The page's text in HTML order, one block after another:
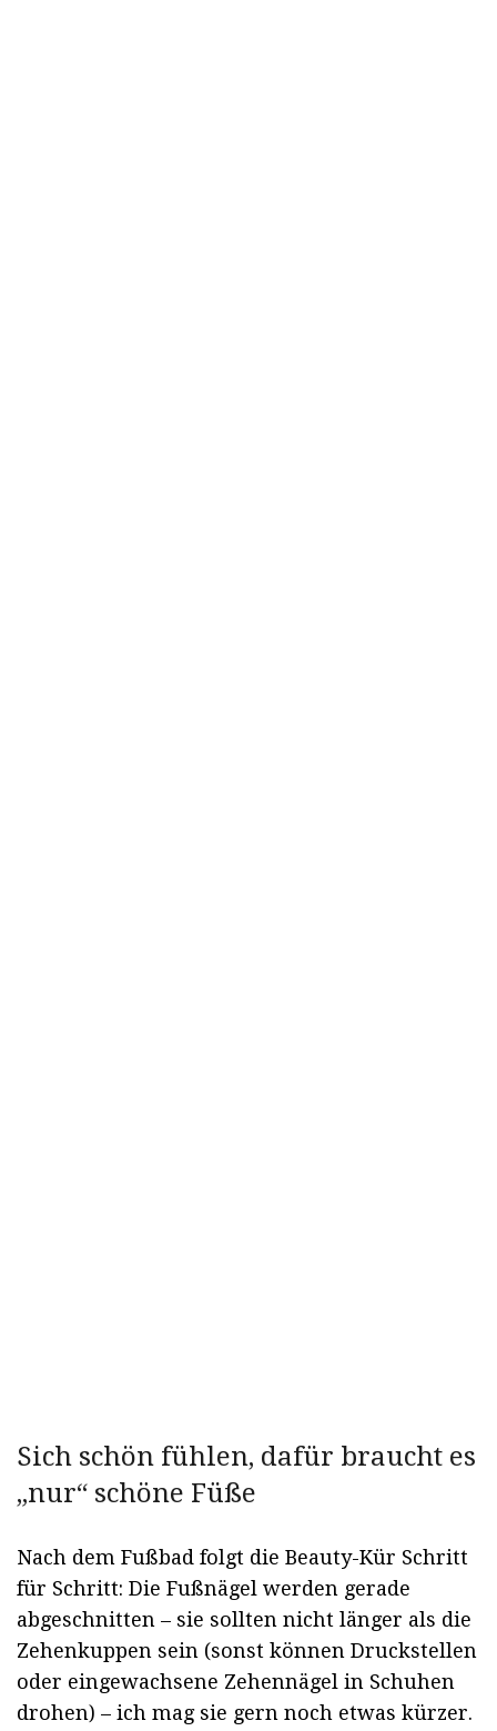
Sich schön fühlen, dafür braucht es
„nur“ schöne Füße
Nach dem Fußbad folgt die Beauty-Kür Schritt
für Schritt: Die Fußnägel werden gerade
abgeschnitten – sie sollten nicht länger als die
Zehenkuppen sein (sonst können Druckstellen
oder eingewachsene Zehennägel in Schuhen
drohen) – ich mag sie gern noch etwas kürzer.